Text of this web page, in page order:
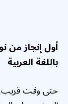
أول إنجاز من
باللغة العربية
حتى وقت قريب،